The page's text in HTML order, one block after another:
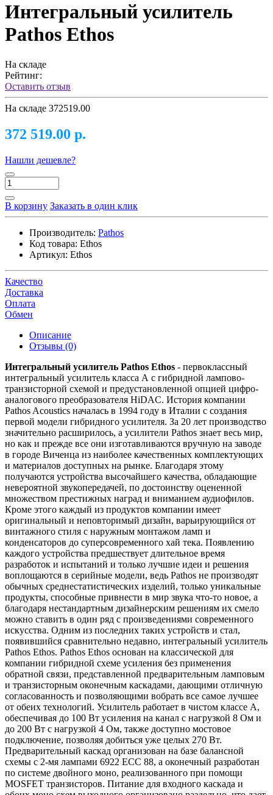
Интегральный усилитель
Pathos Ethos
На складе
Рейтинг:
Оставить отзыв
На складе 372519.00
372 519.00 р.
Нашли дешевле?
В корзину Заказать в один клик
Производитель: Pathos
Код товара: Ethos
Артикул: Ethos
Качество
Доставка
Оплата
Обмен
Описание
Отзывы (0)
Интегральный усилитель Pathos Ethos - первоклассный
интегральный усилитель класса А с гибридной лампово-
транзисторной схемой и предустановленной опцией цифро-
аналогового преобразователя HiDAC. История компании
Pathos Acoustics началась в 1994 году в Италии с создания
первой модели гибридного усилителя. За 20 лет производство
значительно расширилось, а усилители Pathos знает весь мир,
но как и прежде все они изготавливаются вручную на заводе
в городе Виченца из наиболее качественных комплектующих
и материалов доступных на рынке. Благодаря этому
получаются устройства высочайшего качества, обладающие
невероятной звукопередачей, по достоинству оцененной
множеством престижных наград и вниманием аудиофилов.
Кроме этого каждый из продуктов компании имеет
оригинальный и неповторимый дизайн, варьирующийся от
винтажного стиля с наружным монтажом ламп и
конденсаторов до суперсовременного хай тека. Появлению
каждого устройства предшествует длительное время
разработок и испытаний и только лучшие идеи и решения
воплощаются в серийные модели, ведь Pathos не производят
обычных среднестатистических изделий, только уникальные
продукты, способные привнести в мир звука что-то новое, а
благодаря нестандартным дизайнерским решениям их смело
можно ставить в один ряд с произведениями современного
искусства. Одним из последних таких устройств и стал,
появившийся сравнительно недавно, интегральный усилитель
Pathos Ethos. Pathos Ethos основан на классической для
компании гибридной схеме усиления без применения
обратной связи, представленной предварительным ламповым
и транзисторным оконечным каскадами, дающими отличную
согласованность и позволяющими вобрать все самое лучшее
от обеих технологий. Усилитель работает в чистом классе А,
обеспечивая до 100 Вт усиления на канал с нагрузкой 8 Ом и
до 200 Вт с нагрузкой 4 Ом, также доступно мостовое
подключение, позволяя добиться уже целых 270 Вт.
Предварительный каскад организован на базе балансной
схемы с 2-мя лампами 6922 ECC 88, а оконечный разработан
по системе двойного моно, реализованного при помощи
MOSFET транзисторов. Питание для входного каскада и